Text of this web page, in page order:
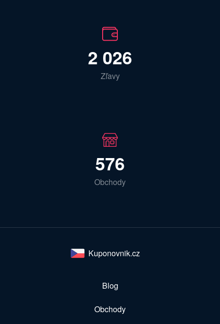
2 026
Zľavy
576
Obchody
Kuponovnik.cz
Blog
Obchody